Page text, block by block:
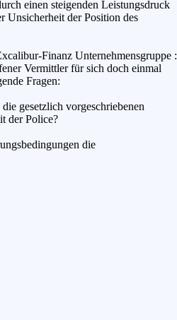
einen steigenden Leistungsdruck
Unsicherheit der Position des
Finanz Unternehmensgruppe :
Vermittler für sich doch einmal
Fragen:
gesetzlich vorgeschriebenen
der Police?
die